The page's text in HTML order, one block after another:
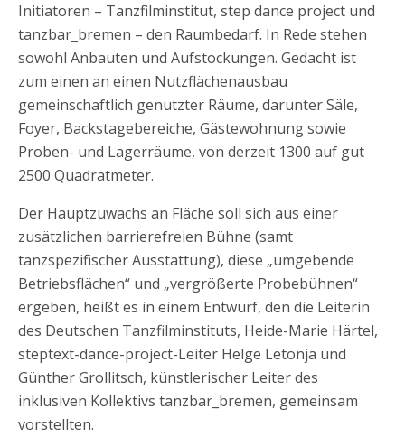
Initiatoren – Tanzfilminstitut, step dance project und
tanzbar_bremen – den Raumbedarf. In Rede stehen
sowohl Anbauten und Aufstockungen. Gedacht ist
zum einen an einen Nutzflächenausbau
gemeinschaftlich genutzter Räume, darunter Säle,
Foyer, Backstagebereiche, Gästewohnung sowie
Proben- und Lagerräume, von derzeit 1300 auf gut
2500 Quadratmeter.
Der Hauptzuwachs an Fläche soll sich aus einer
zusätzlichen barrierefreien Bühne (samt
tanzspezifischer Ausstattung), diese „umgebende
Betriebsflächen“ und „vergrößerte Probebühnen“
ergeben, heißt es in einem Entwurf, den die Leiterin
des Deutschen Tanzfilminstituts, Heide-Marie Härtel,
steptext-dance-project-Leiter Helge Letonja und
Günther Grollitsch, künstlerischer Leiter des
inklusiven Kollektivs tanzbar_bremen, gemeinsam
vorstellten.